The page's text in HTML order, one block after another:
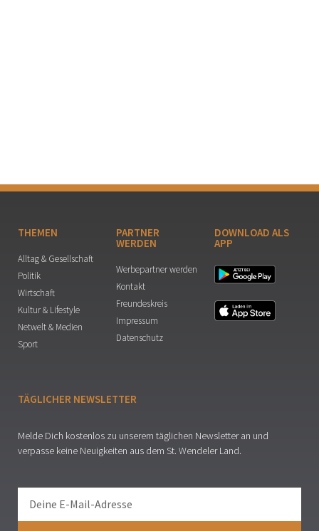
THEMEN
Alltag & Gesellschaft
Politik
Wirtschaft
Kultur & Lifestyle
Netwelt & Medien
Sport
PARTNER
WERDEN
Werbepartner werden
Kontakt
Freundeskreis
Impressum
Datenschutz
DOWNLOAD ALS
APP
TÄGLICHER NEWSLETTER
Melde Dich kostenlos zu unserem täglichen Newsletter an und
verpasse keine Neuigkeiten aus dem St. Wendeler Land.